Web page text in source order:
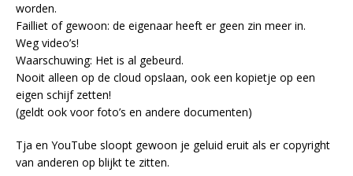
worden.
Failliet of gewoon: de eigenaar heeft er geen zin meer in.
Weg video’s!
Waarschuwing: Het is al gebeurd.
Nooit alleen op de cloud opslaan, ook een kopietje op een
eigen schijf zetten!
(geldt ook voor foto’s en andere documenten)
Tja en YouTube sloopt gewoon je geluid eruit als er copyright
van anderen op blijkt te zitten.